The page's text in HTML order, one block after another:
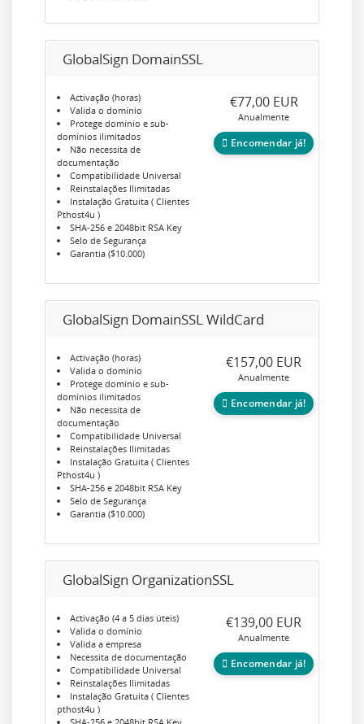
GlobalSign DomainSSL
Activação (horas)
Valida o domínio
Protege domínio e sub-
domínios ilimitados
Não necessita de
documentação
Compatibilidade Universal
Reinstalações Ilimitadas
Instalação Gratuita ( Clientes
Pthost4u )
SHA-256 e 2048bit RSA Key
Selo de Segurança
Garantia ($10.000)
€77,00 EUR
Anualmente
Encomendar já!
GlobalSign DomainSSL WildCard
Activação (horas)
Valida o domínio
Protege domínio e sub-
domínios ilimitados
Não necessita de
documentação
Compatibilidade Universal
Reinstalações Ilimitadas
Instalação Gratuita ( Clientes
Pthost4u )
SHA-256 e 2048bit RSA Key
Selo de Segurança
Garantia ($10.000)
€157,00 EUR
Anualmente
Encomendar já!
GlobalSign OrganizationSSL
Activação (4 a 5 dias úteis)
Valida o domínio
Valida a empresa
Necessita de documentação
Compatibilidade Universal
Reinstalações Ilimitadas
Instalação Gratuita ( Clientes
pthost4u )
€139,00 EUR
Anualmente
Encomendar já!